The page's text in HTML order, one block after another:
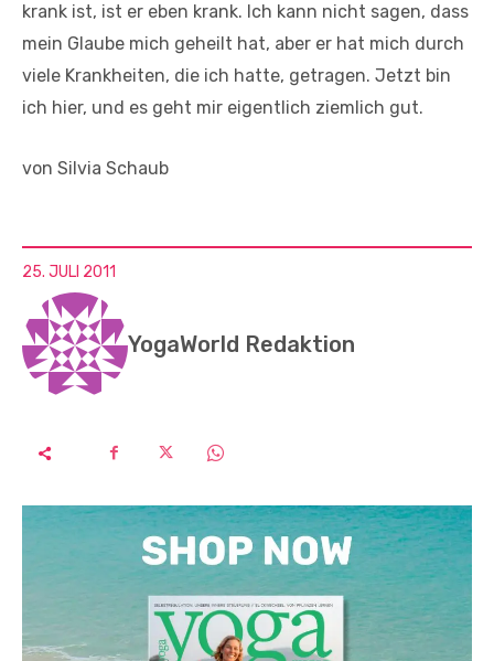
krank ist, ist er eben krank. Ich kann nicht sagen, dass
mein Glaube mich geheilt hat, aber er hat mich durch
viele Krankheiten, die ich hatte, getragen. Jetzt bin
ich hier, und es geht mir eigentlich ziemlich gut.
von Silvia Schaub
25. JULI 2011
YogaWorld Redaktion